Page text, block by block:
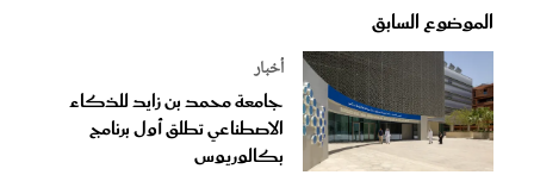
الموضوع السابق
أخبار
جامعة محمد بن زايد للذكاء
الاصطناعي تطلق أول برنامج
بكالوريوس